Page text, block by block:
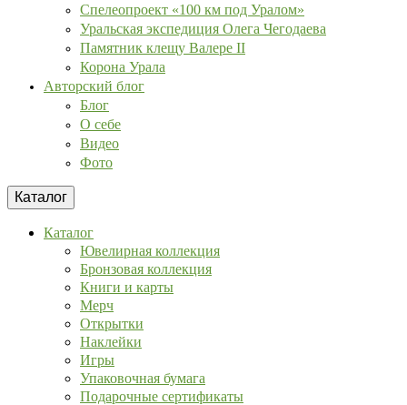
Спелеопроект «100 км под Уралом»
Уральская экспедиция Олега Чегодаева
Памятник клещу Валере II
Корона Урала
Авторский блог
Блог
О себе
Видео
Фото
Каталог
Каталог
Ювелирная коллекция
Бронзовая коллекция
Книги и карты
Мерч
Открытки
Наклейки
Игры
Упаковочная бумага
Подарочные сертификаты